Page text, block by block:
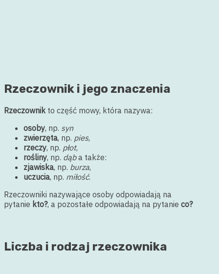
Rzeczownik i jego znaczenia
Rzeczownik to część mowy, która nazywa:
osoby, np. syn
zwierzęta, np. pies,
rzeczy, np. płot,
rośliny, np. dąba także:
zjawiska, np. burza,
uczucia, np. miłość.
Rzeczowniki nazywające osoby odpowiadają na
pytanie kto?, a pozostałe odpowiadają na pytanie co?
Liczba i rodzaj rzeczownika